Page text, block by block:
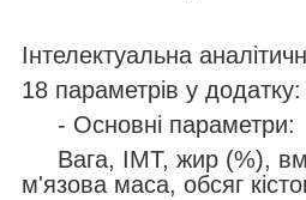
Інтелектуальна
18 параметрів у додатку:
- Основні параметри:
Вага, ІМТ, жир (%),
м'язова маса, обсяг